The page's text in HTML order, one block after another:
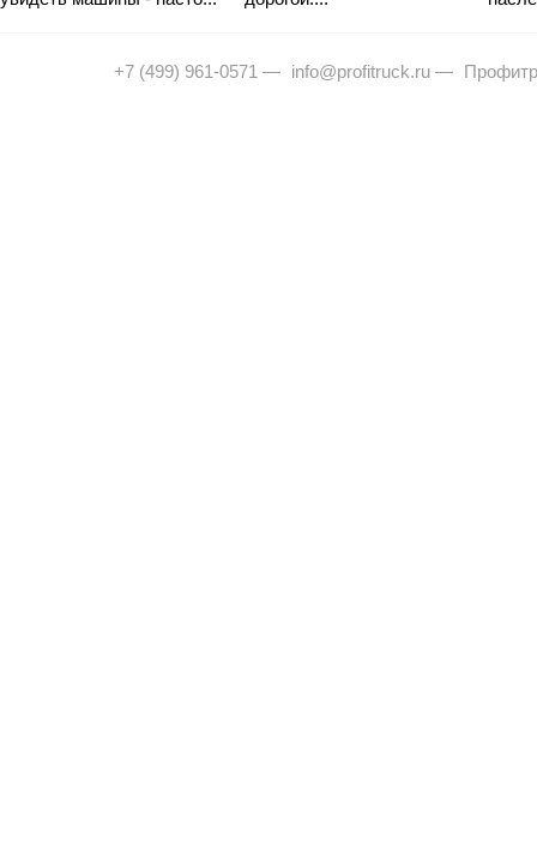
+7 (499) 961-0571 — info@profitruck.ru —